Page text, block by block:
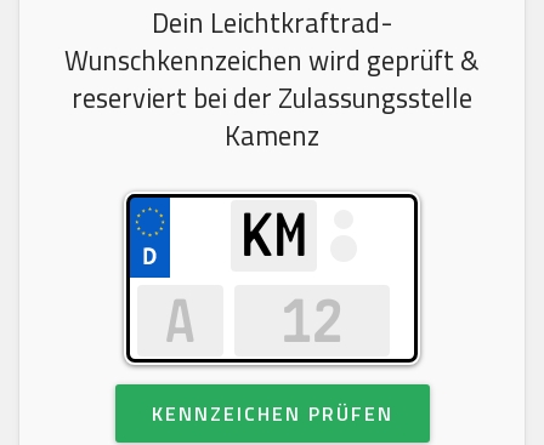
Dein Leichtkraftrad-
Wunschkennzeichen wird geprüft &
reserviert bei der Zulassungsstelle
Kamenz
KENNZEICHEN PRÜFEN